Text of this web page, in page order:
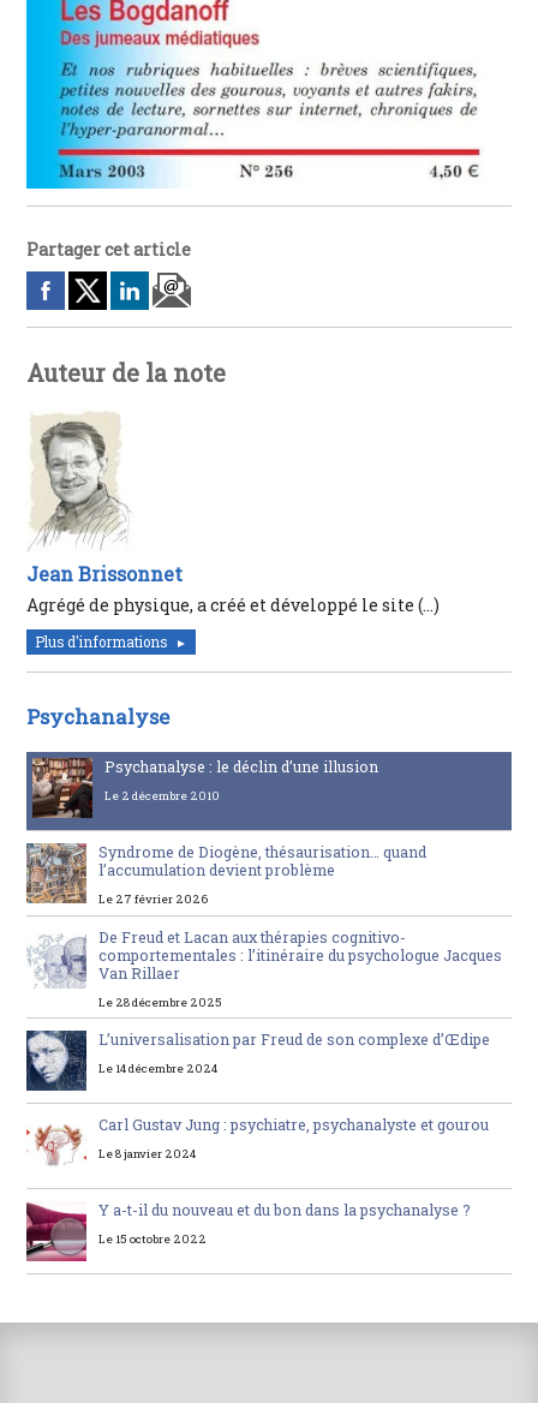
Partager cet article
Auteur de la note
Jean Brissonnet
Agrégé de physique, a créé et développé le site (…)
Plus d'informations
Psychanalyse
Psychanalyse : le déclin d’une illusion
Le 2 décembre 2010
Syndrome de Diogène, thésaurisation… quand
l’accumulation devient problème
Le 27 février 2026
De Freud et Lacan aux thérapies cognitivo-
comportementales : l’itinéraire du psychologue Jacques
Van Rillaer
Le 28 décembre 2025
L’universalisation par Freud de son complexe d’Œdipe
Le 14 décembre 2024
Carl Gustav Jung : psychiatre, psychanalyste et gourou
Le 8 janvier 2024
Y a-t-il du nouveau et du bon dans la psychanalyse ?
Le 15 octobre 2022